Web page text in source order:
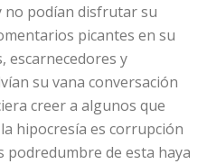
no podían disfrutar su
picantes en su
escarnecedores y
su vana conversación
creer a algunos que
hipocresía es corrupción
podredumbre de esta haya